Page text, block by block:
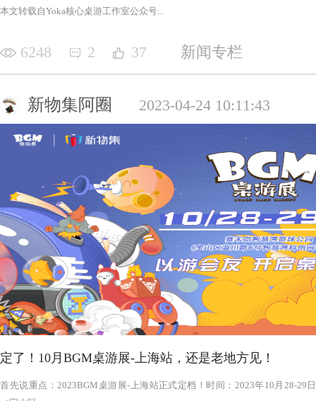
‍‍‍‍‍‍‍‍‍‍‍‍‍‍‍‍‍‍‍‍本文转载自Yoka核心桌游工作室公众号‍‍‍...
6248 2 37 新闻专栏
新物集阿圈 2023-04-24 10:11:43
定了！10月BGM桌游展-上海站，还是老地方见！
首先说重点：2023BGM桌游展-上海站正式定档！时间：2023年10月28-29